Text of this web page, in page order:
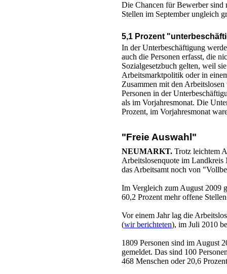
Die Chancen für Bewerber sind
Stellen im September ungleich
5,1 Prozent
In der Unterbeschäftigung
auch die Personen erfasst, die
Sozialgesetzbuch gelten, weil
Arbeitsmarktpolitik oder in
Zusammen mit den
Personen in der
als im Vorjahresmonat. Die
Prozent, im Vorjahresmonat
"Freie Auswahl"
NEUMARKT. Trotz leichtem
Arbeitslosenquote im
das Arbeitsamt noch von
Im Vergleich zum August 2009
60,2 Prozent mehr offene
Vor einem Jahr lag die
(wir berichteten), im Juli 2010
1809 Personen sind im August
gemeldet. Das sind 100
468 Menschen oder 20,6